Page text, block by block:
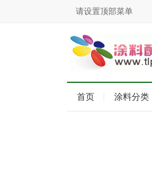
请设置顶部菜单
首页 涂料分类